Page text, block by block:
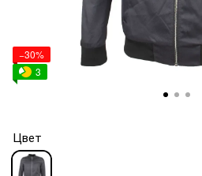
−30%
3
Цвет